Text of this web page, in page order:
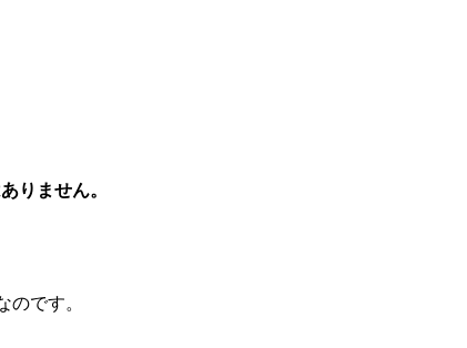
りません。
のです。